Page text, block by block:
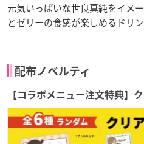
元気いっぱいな世良真純をイメ
とゼリーの食感が楽しめるドリン
配布ノベルティ
【コラボメニュー注文特典】